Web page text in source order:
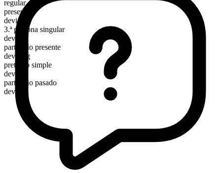
regular
presente
devise
3.ª persona singular
devises
participio presente
devising
pretérito simple
devised
participio pasado
devised